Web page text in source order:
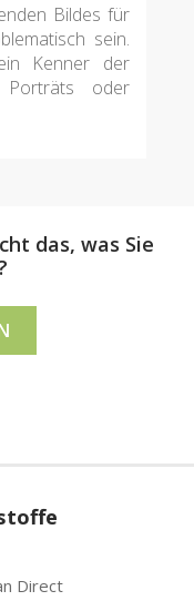
Bildes für
sein.
Kenner der
oder
das, was Sie
Direct